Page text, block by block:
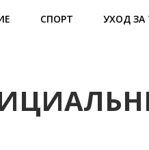
СПОРТ УХОД ЗА